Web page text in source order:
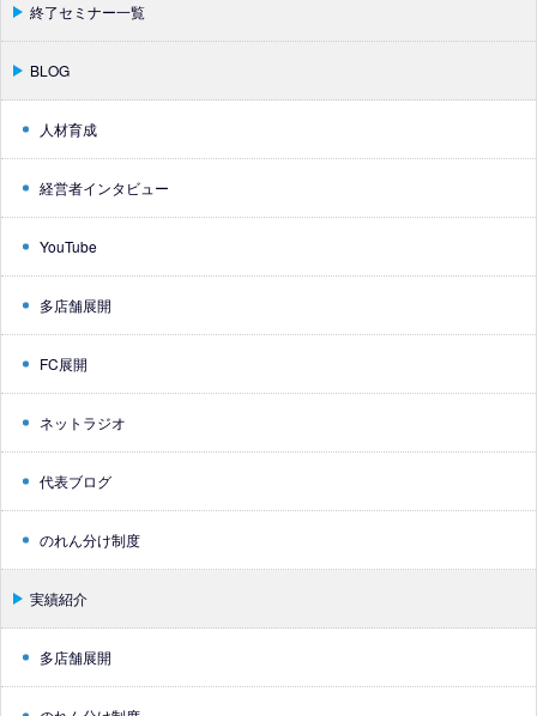
終了セミナー一覧
BLOG
人材育成
経営者インタビュー
YouTube
多店舗展開
FC展開
ネットラジオ
代表ブログ
のれん分け制度
実績紹介
多店舗展開